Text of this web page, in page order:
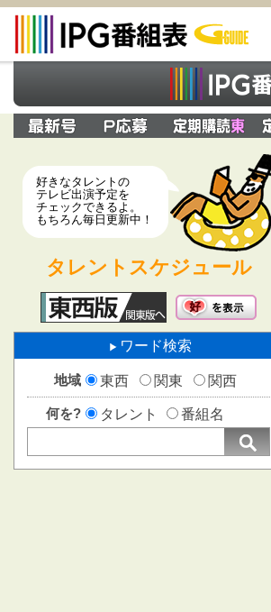
好きなタレントの
テレビ出演予定を
チェックできるよ。
もちろん毎日更新中！
タレントスケジュール
ワード検索
地域 東西 関東 関西
何を? タレント 番組名